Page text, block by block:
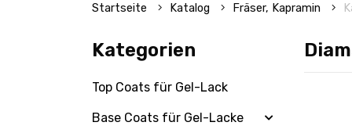
Startseite Katalog Fräser, Kapramin
Kategorien
Top Coats für Gel-Lack
Base Coats für Gel-Lacke